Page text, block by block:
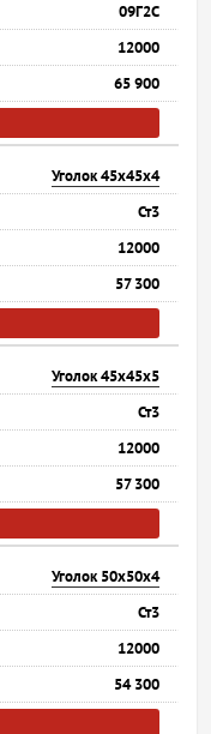
09Г2С
12000
65 900
Уголок 45х45х4
Ст3
12000
57 300
Уголок 45х45х5
Ст3
12000
57 300
Уголок 50х50х4
Ст3
12000
54 300